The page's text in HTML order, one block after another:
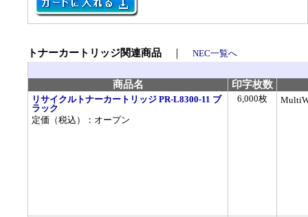
トナーカートリッジ関連商品 NEC一覧へ
商品名 印字枚数
リサイクルトナーカートリッジ PR-L8300-11 ブ
ラック
定価（税込）：オープン
6,000枚